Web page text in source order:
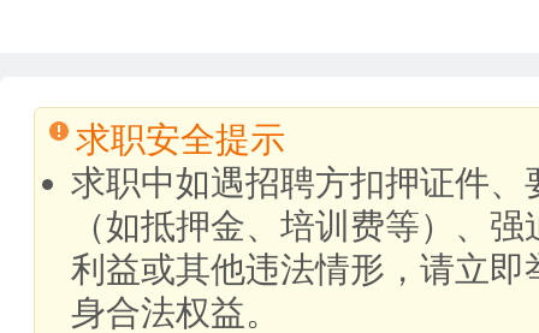
求职安全提示
求职中如遇招聘方扣押证件
（如抵押金、培训费等）、
利益或其他违法情形，请立
身合法权益。